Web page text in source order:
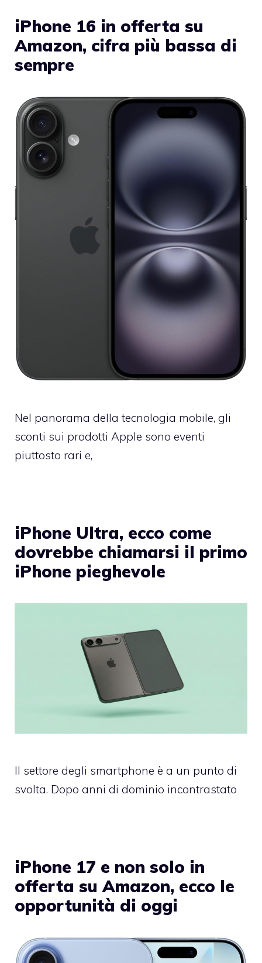
iPhone 16 in offerta su
Amazon, cifra più bassa di
sempre
Nel panorama della tecnologia mobile, gli
sconti sui prodotti Apple sono eventi
piuttosto rari e,
iPhone Ultra, ecco come
dovrebbe chiamarsi il primo
iPhone pieghevole
Il settore degli smartphone è a un punto di
svolta. Dopo anni di dominio incontrastato
iPhone 17 e non solo in
offerta su Amazon, ecco le
opportunità di oggi